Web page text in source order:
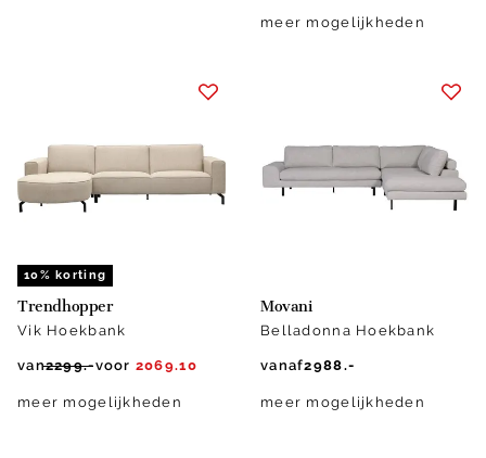
meer mogelijkheden
10% korting
Trendhopper
Vik Hoekbank
van2299.-voor 2069.10
meer mogelijkheden
Movani
Belladonna Hoekbank
vanaf2988.-
meer mogelijkheden